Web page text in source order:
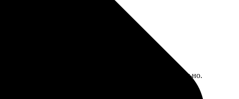
регион. Для забывчивых людей как я — идеально.